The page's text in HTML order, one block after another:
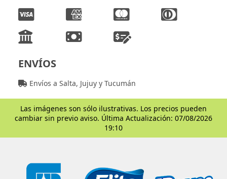
ENVÍOS
Envíos a Salta, Jujuy y Tucumán
Las imágenes son sólo ilustrativas. Los precios pueden
cambiar sin previo aviso. Última Actualización: 07/08/2026
19:10